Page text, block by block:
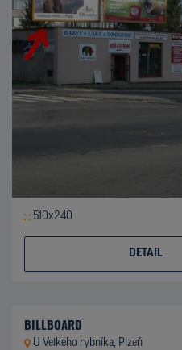
510x240
DETAIL
BILLBOARD
U Velkého rybníka, Plzeň